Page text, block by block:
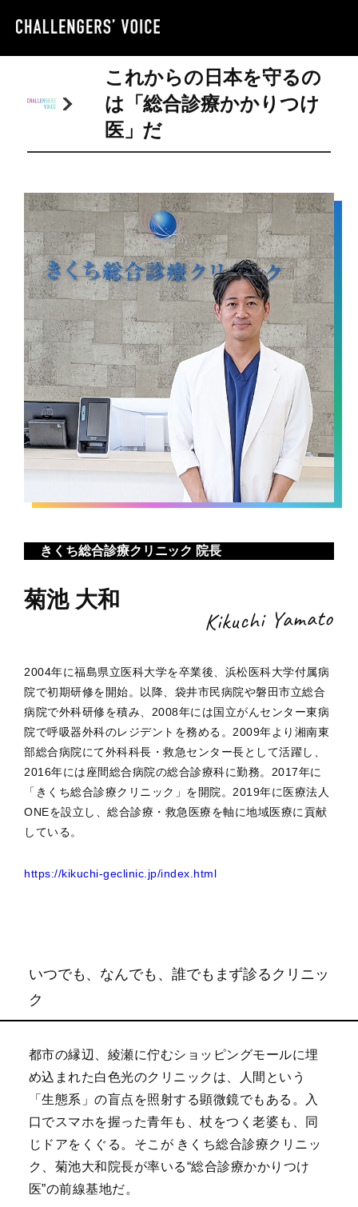
これからの日本を守るの
は「総合診療かかりつけ
医」だ
きくち総合診療クリニック 院長
菊池 大和
Kikuchi Yamato
2004年に福島県立医科大学を卒業後、浜松医科大学付属病
院で初期研修を開始。以降、袋井市民病院や磐田市立総合
病院で外科研修を積み、2008年には国立がんセンター東病
院で呼吸器外科のレジデントを務める。2009年より湘南東
部総合病院にて外科科長・救急センター長として活躍し、
2016年には座間総合病院の総合診療科に勤務。2017年に
「きくち総合診療クリニック」を開院。2019年に医療法人
ONEを設立し、総合診療・救急医療を軸に地域医療に貢献
している。
https://kikuchi-geclinic.jp/index.html
いつでも、なんでも、誰でもまず診るクリニッ
ク
都市の縁辺、綾瀬に佇むショッピングモールに埋
め込まれた白色光のクリニックは、人間という
「生態系」の盲点を照射する顕微鏡でもある。入
口でスマホを握った青年も、杖をつく老婆も、同
じドアをくぐる。そこが きくち総合診療クリニッ
ク、菊池大和院長が率いる“総合診療かかりつけ
医”の前線基地だ。